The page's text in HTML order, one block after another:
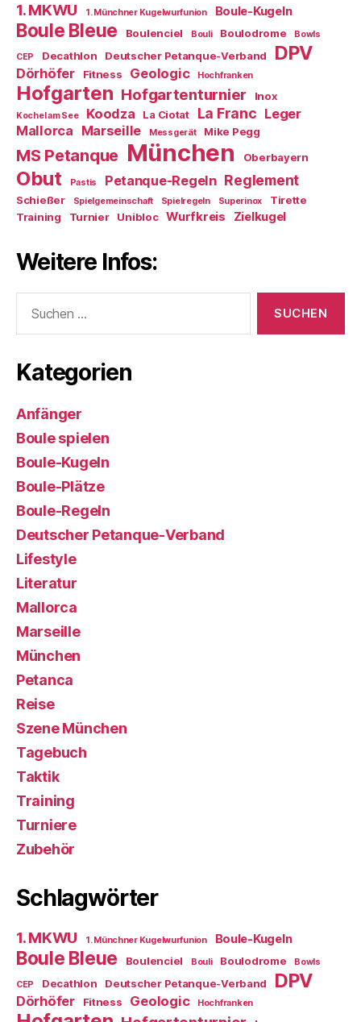
1. MKWU 1. Münchner Kugelwurfunion Boule-Kugeln
Boule Bleue Boulenciel Bouli Boulodrome Bowls
CEP Decathlon Deutscher Petanque-Verband DPV
Dörhöfer Fitness Geologic Hochfranken
Hofgarten Hofgartenturnier Inox
Kochel am See Koodza La Ciotat La Franc Leger
Mallorca Marseille Messgerät Mike Pegg
MS Petanque München Oberbayern
Obut Pastis Petanque-Regeln Reglement
Schießer Spielgemeinschaft Spielregeln Superinox
Tirette
Training
Turnier Unibloc Wurfkreis Zielkugel
Weitere Infos:
nach:
Kategorien
Anfänger
Boule spielen
Boule-Kugeln
Boule-Plätze
Boule-Regeln
Deutscher Petanque-Verband
Lifestyle
Literatur
Mallorca
Marseille
München
Petanca
Reise
Szene München
Tagebuch
Taktik
Training
Turniere
Zubehör
Schlagwörter
1. MKWU 1. Münchner Kugelwurfunion Boule-Kugeln
Boule Bleue Boulenciel Bouli Boulodrome Bowls
CEP Decathlon Deutscher Petanque-Verband DPV
Dörhöfer Fitness Geologic Hochfranken